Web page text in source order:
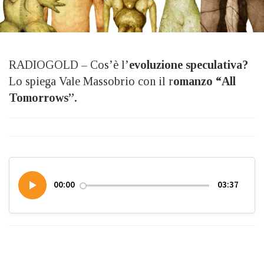
RADIOGOLD – Cos’è l’evoluzione speculativa?
Lo spiega Vale Massobrio con il romanzo “All
Tomorrows”.
00:00 03:37